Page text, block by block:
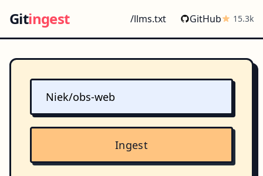
Gitingest /llms.txt GitHub 15.3k
Ingest